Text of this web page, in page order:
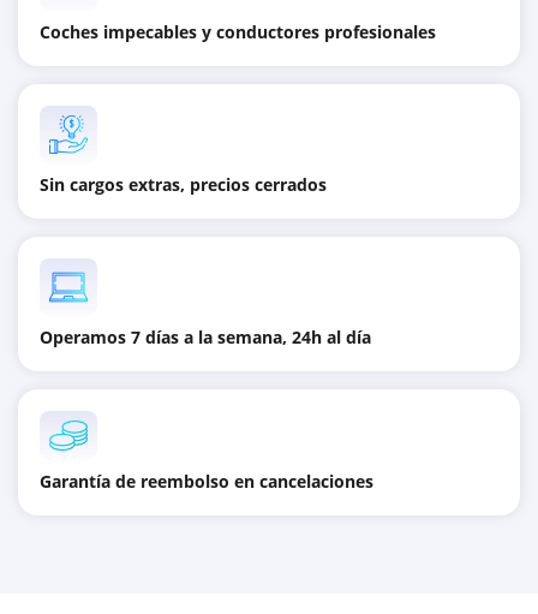
Coches impecables y conductores profesionales
Sin cargos extras, precios cerrados
Operamos 7 días a la semana, 24h al día
Garantía de reembolso en cancelaciones